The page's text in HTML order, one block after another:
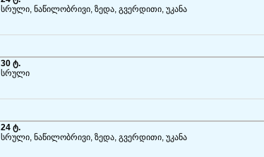
სრული, ნაწილობრივი, ზედა, გვერდითი, უკანა
30 ტ.
სრული
24 ტ.
სრული, ნაწილობრივი, ზედა, გვერდითი, უკანა